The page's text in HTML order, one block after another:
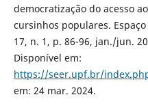
democratização do acesso
cursinhos populares.
17, n. 1, p. 86-96, jan./jun.
Disponível em:
https://seer.upf.br/
em: 24 mar. 2024.